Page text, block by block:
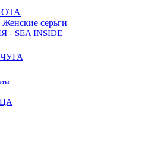
Женские серьги
SEA INSIDE